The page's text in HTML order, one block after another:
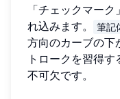
「チェックマー
れ込みます。
筆記
方向のカーブの下
トロークを習得す
不可欠です。